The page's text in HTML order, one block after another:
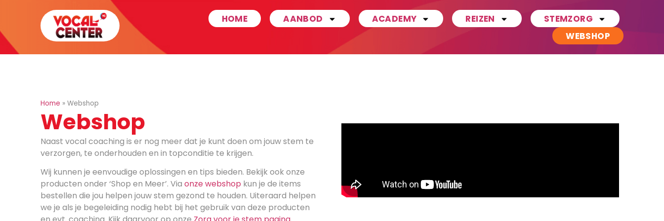
HOME AANBOD ACADEMY REIZEN
STEMZORG
WEBSHOP
Home » Webshop
Webshop
Naast vocal coaching is er nog meer dat je kunt doen om jouw stem te
verzorgen, te onderhouden en in topconditie te krijgen.
Wij kunnen je eenvoudige oplossingen en tips bieden. Bekijk ook onze
producten onder ‘Shop en Meer’. Via onze webshop kun je de items
bestellen die jou helpen jouw stem gezond te houden. Uiteraard helpen
we je als je begeleiding nodig hebt bij het gebruik van deze producten